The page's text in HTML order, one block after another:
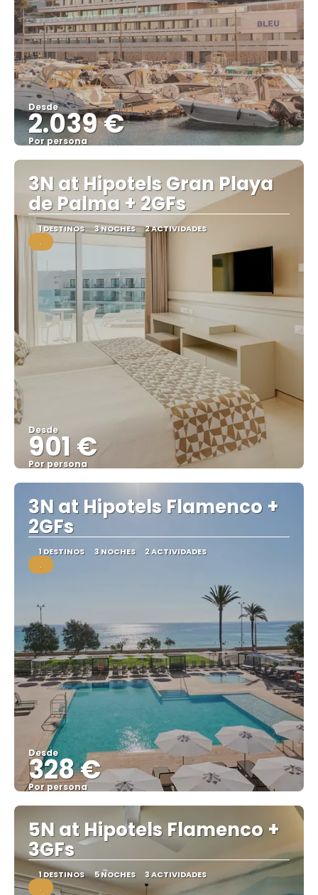
Desde
2.039 €
Por persona
Ver
3N at Hipotels Gran Playa
de Palma + 2GFs
1 DESTINOS 3 NOCHES 2 ACTIVIDADES
.
Desde
901 €
Por persona
Ver
3N at Hipotels Flamenco +
2GFs
1 DESTINOS 3 NOCHES 2 ACTIVIDADES
.
Desde
328 €
Por persona
Ver
5N at Hipotels Flamenco +
3GFs
1 DESTINOS 5 NOCHES 3 ACTIVIDADES
.